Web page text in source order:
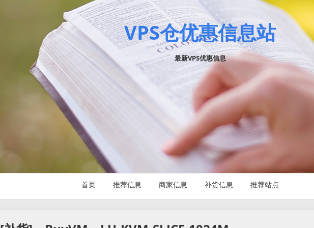
VPS仓优惠信息站
最新VPS优惠信息
首页 推荐信息 商家信息 补货信息 推荐站点